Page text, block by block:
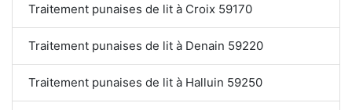
Traitement punaises de lit à Croix 59170
Traitement punaises de lit à Denain 59220
Traitement punaises de lit à Halluin 59250